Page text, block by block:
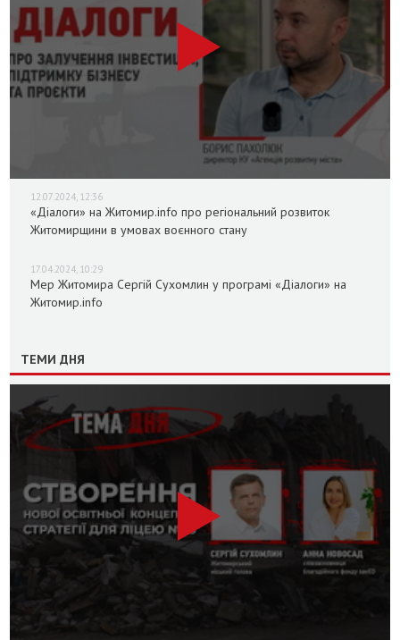
12.07.2024, 12:36
«Діалоги» на Житомир.info про регіональний розвиток
Житомирщини в умовах воєнного стану
17.04.2024, 10:29
Мер Житомира Сергій Сухомлин у програмі «Діалоги» на
Житомир.info
ТЕМИ ДНЯ